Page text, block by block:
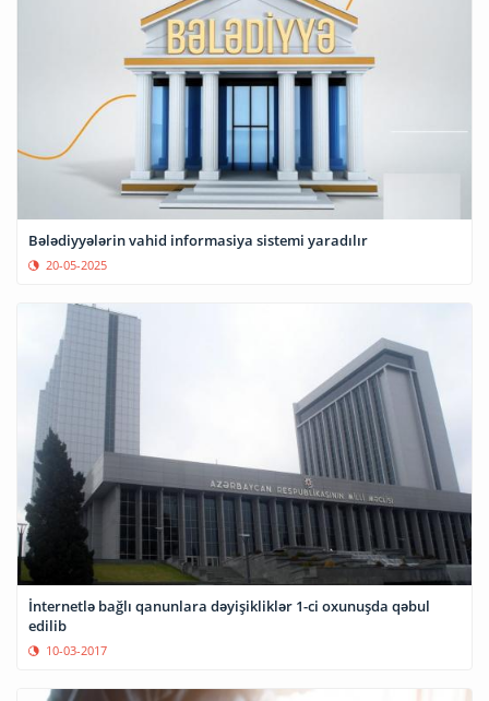
Bələdiyyələrin vahid informasiya sistemi yaradılır
20-05-2025
İnternetlə bağlı qanunlara dəyişikliklər 1-ci oxunuşda qəbul
edilib
10-03-2017